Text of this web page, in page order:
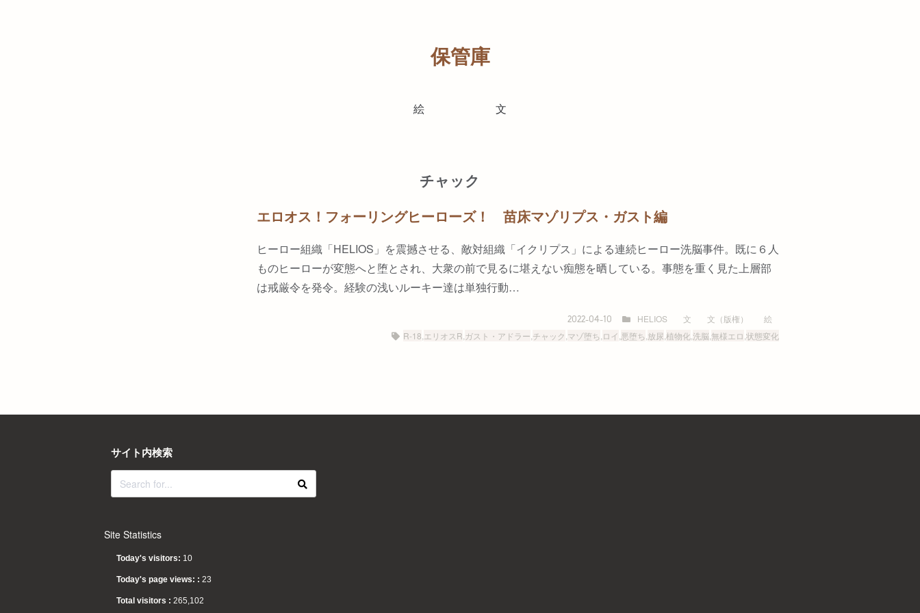
保管庫
絵 文
チャック
エロオス！フォーリングヒーローズ！ 苗床マゾリプス・ガスト編
ヒーロー組織「HELIOS」を震撼させる、敵対組織「イクリプス」による連続ヒーロー洗脳事件。既に６人
ものヒーローが変態へと堕とされ、大衆の前で見るに堪えない痴態を晒している。事態を重く見た上層部
は戒厳令を発令。経験の浅いルーキー達は単独行動…
2022-04-10 HELIOS 文 文（版権）
絵
R-18 エリオスR ガスト・アドラー チャック マゾ堕ち ロイ 悪堕ち 放尿 植物化洗脳 無様エロ 状態変化
サイト内検索
Site Statistics
Today's visitors: 10
Today's page views: : 23
Total visitors : 265,102